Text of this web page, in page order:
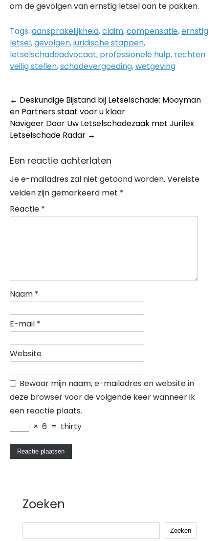
om de gevolgen van ernstig letsel aan te pakken.
Tags: aansprakelijkheid,claim,compensatie,ernstig
letsel,gevolgen,juridische stappen,
letselschadeadvocaat, professionele hulp, rechten
veilig stellen,schadevergoeding,wetgeving
Post
navigation
← Deskundige Bijstand bij Letselschade: Mooyman
en Partners staat voor u klaar
Navigeer Door Uw Letselschadezaak met Jurilex
Letselschade Radar →
Een reactie achterlaten
Je e-mailadres zal niet getoond worden. Vereiste
velden zijn gemarkeerd met *
Reactie *
Naam *
E-mail *
Website
Bewaar mijn naam, e-mailadres en website in
deze browser voor de volgende keer wanneer ik
een reactie plaats.
× 6 = thirty
Zoeken
Zoeken